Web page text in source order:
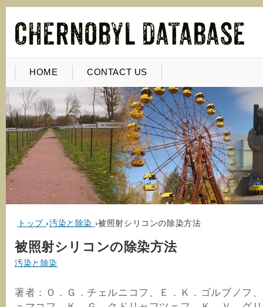
HOME CONTACT US
トップ ›汚染と除染 ›被照射シリコンの除染方法
被照射シリコンの除染方法
汚染と除染
著者：Ｏ．Ｇ．チェルニコフ、Ｅ．Ｋ．ゴルブノフ